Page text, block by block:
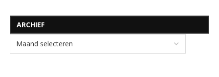
ARCHIEF